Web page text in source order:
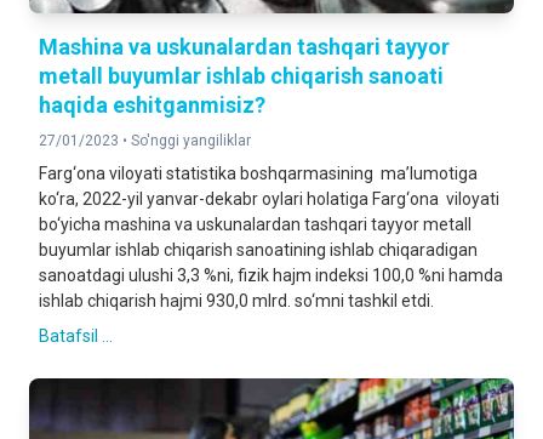
Mashina va uskunalardan tashqari tayyor
metall buyumlar ishlab chiqarish sanoati
haqida eshitganmisiz?
27/01/2023 • So'nggi yangiliklar
Farg‘ona viloyati statistika boshqarmasining ma’lumotiga
ko‘ra, 2022-yil yanvar-dekabr oylari holatiga Farg‘ona viloyati
bo‘yicha mashina va uskunalardan tashqari tayyor metall
buyumlar ishlab chiqarish sanoatining ishlab chiqaradigan
sanoatdagi ulushi 3,3 %ni, fizik hajm indeksi 100,0 %ni hamda
ishlab chiqarish hajmi 930,0 mlrd. so‘mni tashkil etdi.
Batafsil ...